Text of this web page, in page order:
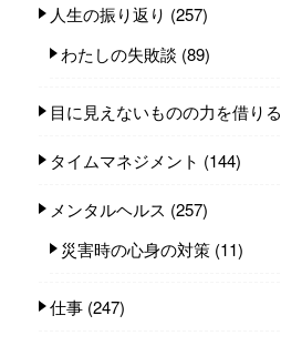
人生の振り返り (257)
わたしの失敗談 (89)
目に見えないものの力を借りる
タイムマネジメント (144)
メンタルヘルス (257)
災害時の心身の対策 (11)
仕事 (247)